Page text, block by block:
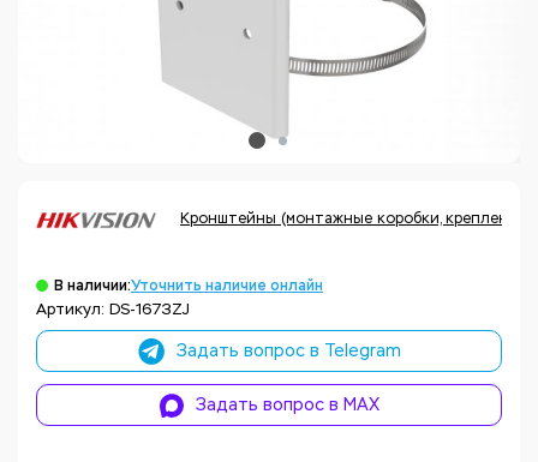
Кронштейны (монтажные коробки, крепления,
В наличии:Уточнить наличие онлайн
Артикул: DS-1673ZJ
Задать вопрос в Telegram
Задать вопрос в MAX